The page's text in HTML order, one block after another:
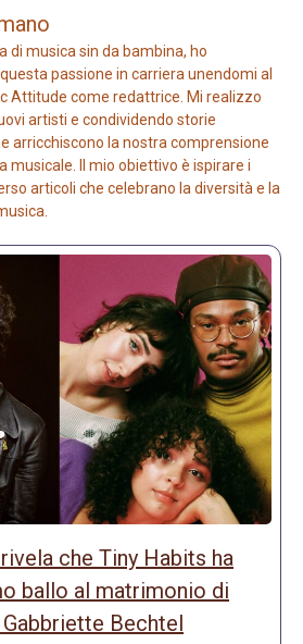
di musica sin da bambina, ho
passione in carriera unendomi al
Attitude come redattrice. Mi realizzo
artisti e condividendo storie
arricchiscono la nostra comprensione
musicale. Il mio obiettivo è ispirare i
articoli che celebrano la diversità e la
che Tiny Habits ha
ballo al matrimonio di
Bechtel